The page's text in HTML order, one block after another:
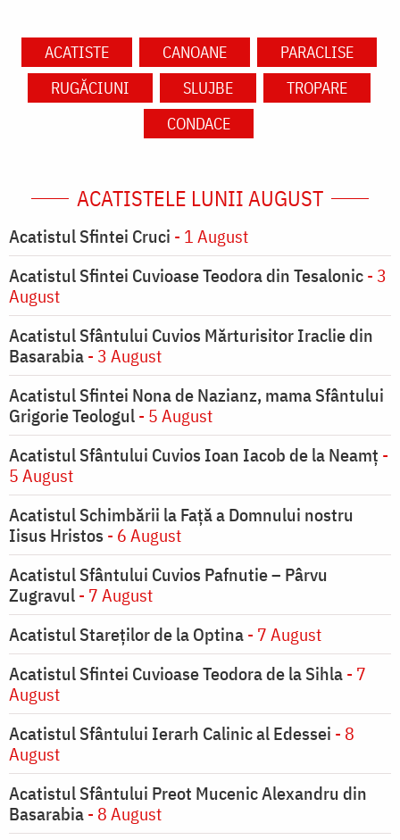
ACATISTE CANOANE
PARACLISE
RUGĂCIUNI
SLUJBE
TROPARE
CONDACE
ACATISTELE LUNII AUGUST
Acatistul Sfintei Cruci - 1 August
Acatistul Sfintei Cuvioase Teodora din Tesalonic- 3
August
Acatistul Sfântului Cuvios Mărturisitor Iraclie din
Basarabia- 3 August
Acatistul Sfintei Nona de Nazianz, mama Sfântului
Grigorie Teologul- 5 August
Acatistul Sfântului Cuvios Ioan Iacob de la Neamț -
5 August
Acatistul Schimbării la Faţă a Domnului nostru
Iisus Hristos - 6 August
Acatistul Sfântului Cuvios Pafnutie – Pârvu
Zugravul- 7 August
Acatistul Stareţilor de la Optina- 7 August
Acatistul Sfintei Cuvioase Teodora de la Sihla- 7
August
Acatistul Sfântului Ierarh Calinic al Edessei - 8
August
Acatistul Sfântului Preot Mucenic Alexandru din
Basarabia- 8 August